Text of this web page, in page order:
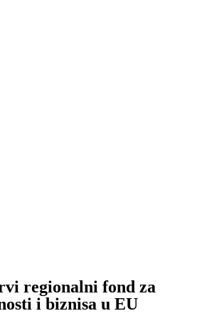
regionalni fond za
i biznisa u EU